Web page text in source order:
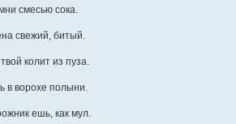
смесью сока.
свежий, битый.
колит из пуза.
в ворохе полыни.
ешь, как мул.